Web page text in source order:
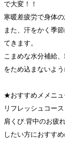
で大変！！
寒暖差疲労で身体
また、汗をかく季
てきます。
こまめな水分補給
をため込まないよ
★おすすめメメニ
リフレッシュコー
肩くび.背中のお疲
したい方におすす